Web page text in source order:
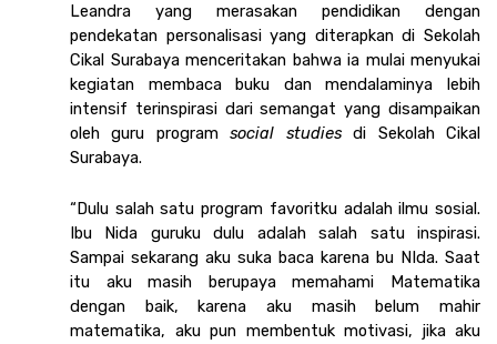
Leandra yang merasakan pendidikan dengan
pendekatan personalisasi yang diterapkan di Sekolah
Cikal Surabaya menceritakan bahwa ia mulai menyukai
kegiatan membaca buku dan mendalaminya lebih
intensif terinspirasi dari semangat yang disampaikan
oleh guru program social studies di Sekolah Cikal
Surabaya.
“Dulu salah satu program favoritku adalah ilmu sosial.
Ibu Nida guruku dulu adalah salah satu inspirasi.
Sampai sekarang aku suka baca karena bu NIda. Saat
itu aku masih berupaya memahami Matematika
dengan baik, karena aku masih belum mahir
matematika, aku pun membentuk motivasi, jika aku